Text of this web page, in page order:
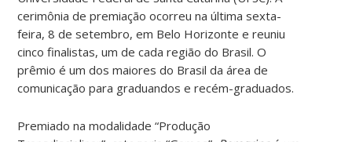
cerimônia de premiação ocorreu na última sexta-
feira, 8 de setembro, em Belo Horizonte e reuniu
cinco finalistas, um de cada região do Brasil. O
prêmio é um dos maiores do Brasil da área de
comunicação para graduandos e recém-graduados.
Premiado na modalidade “Produção